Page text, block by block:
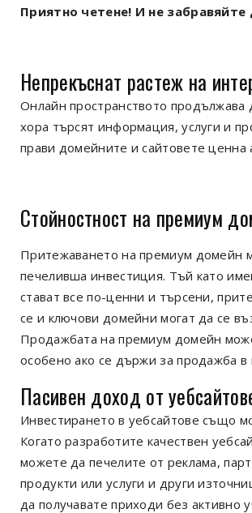
Приятно четене! И не
Непрекъснат растеж на
Онлайн пространството продължава
хора търсят информация, услуги и
прави домейните и сайтовете ценна
Стойностност на премиум
Притежаването на премиум домейн
печеливша инвестиция. Тъй като
стават все по-ценни и търсени,
се и ключови домейни могат да се
Продажбата на премиум домейн
особено ако се държи за продажба
Пасивен доход от
Инвестирането в уебсайтове също
Когато разработите качествен
можете да печелите от реклама,
продукти или услуги и други
да получавате приходи без активно